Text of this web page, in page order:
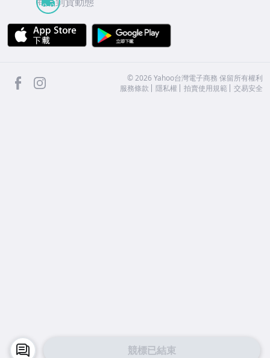
競標已結束
APP Store
facebook ©2026 Yahoo台灣電子商務 保留所有權利
服務條款
隱私權 拍賣使用規範 交易安全